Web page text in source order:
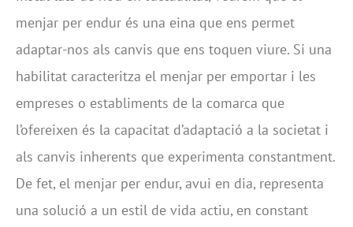
menjar per endur és una eina que ens permet
adaptar-nos als canvis que ens toquen viure. Si una
habilitat caracteritza el menjar per emportar i les
empreses o establiments de la comarca que
l’ofereixen és la capacitat d’adaptació a la societat i
als canvis inherents que experimenta constantment.
De fet, el menjar per endur, avui en dia, representa
una solució a un estil de vida actiu, en constant